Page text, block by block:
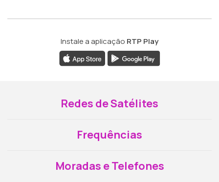
Instale a aplicação RTP Play
Redes de Satélites
Frequências
Moradas e Telefones